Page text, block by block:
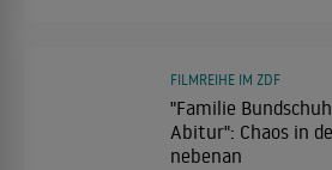
"Familie
Abitur": Chaos in
nebenan
FILMREIHE IM ZDF